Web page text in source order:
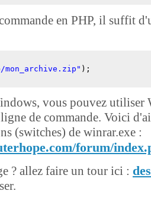
en PHP, il suffit
mon_archive.zip" );
vous pouvez
de commande. Voici
(switches) de winrar.exe :
forum/
? allez faire un tour ici :